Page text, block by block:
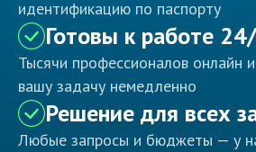
идентификацию по паспорту
Готовы к работе
Тысячи профессионалов онлайн
вашу задачу немедленно
Решение для всех
Любые запросы и бюджеты — у